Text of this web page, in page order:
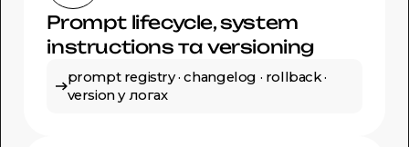
Prompt lifecycle, system
instructions та versioning
prompt registry · changelog · rollback ·
version у логах